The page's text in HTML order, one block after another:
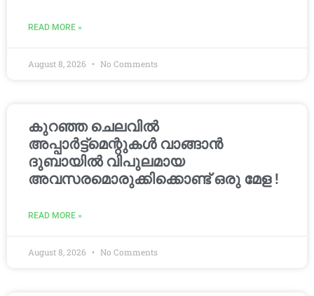
READ MORE »
August 8, 2026 No Comments
കുറഞ്ഞ ചെലവിൽ
അപ്പാർട്ട്മെന്റുകൾ വാങ്ങാൻ
ദുബായിൽ വിപുലമായ
അവസരമൊരുക്കിക്കൊണ്ട് ഒരു മേള !
READ MORE »
August 8, 2026 No Comments